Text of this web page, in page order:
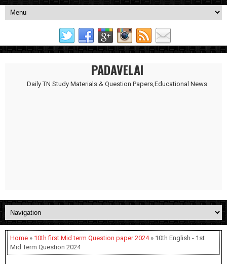
PADAVELAI
Daily TN Study Materials & Question Papers,Educational News
Home » 10th first Mid term Question paper 2024» 10th English - 1st
Mid Term Question 2024